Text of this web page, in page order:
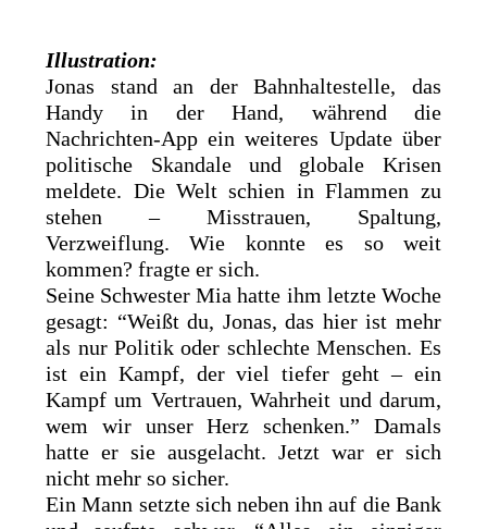
Illustration:
Jonas stand an der Bahnhaltestelle, das
Handy in der Hand, während die
Nachrichten-App ein weiteres Update über
politische Skandale und globale Krisen
meldete. Die Welt schien in Flammen zu
stehen – Misstrauen, Spaltung,
Verzweiflung. Wie konnte es so weit
kommen? fragte er sich.
Seine Schwester Mia hatte ihm letzte Woche
gesagt: “Weißt du, Jonas, das hier ist mehr
als nur Politik oder schlechte Menschen. Es
ist ein Kampf, der viel tiefer geht – ein
Kampf um Vertrauen, Wahrheit und darum,
wem wir unser Herz schenken.” Damals
hatte er sie ausgelacht. Jetzt war er sich
nicht mehr so sicher.
Ein Mann setzte sich neben ihn auf die Bank